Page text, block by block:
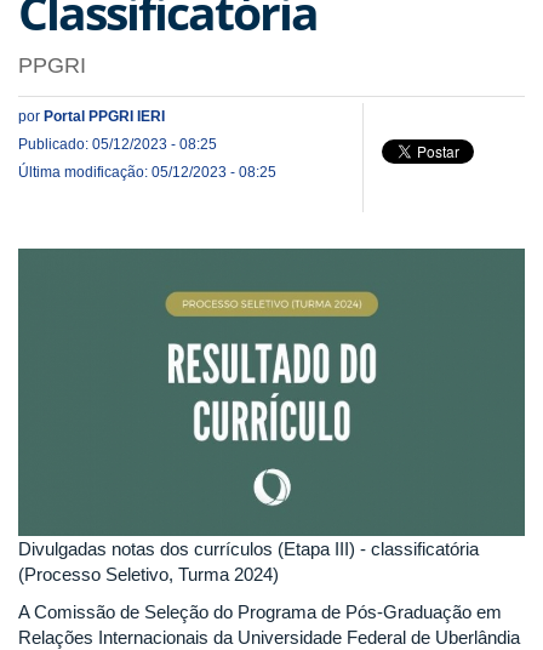
PPGRI
por Portal PPGRI IERI
Publicado: 05/12/2023 - 08:25
Última modificação: 05/12/2023 - 08:25
Divulgadas notas dos currículos (Etapa III) - classificatória
(Processo Seletivo, Turma 2024)
A Comissão de Seleção do Programa de Pós-Graduação em
Relações Internacionais da Universidade Federal de Uberlândia